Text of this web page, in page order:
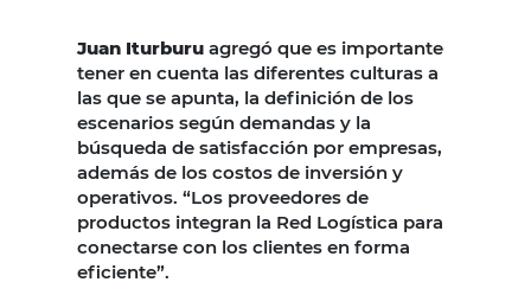
Juan Iturburu agregó que es importante
tener en cuenta las diferentes culturas a
las que se apunta, la definición de los
escenarios según demandas y la
búsqueda de satisfacción por empresas,
además de los costos de inversión y
operativos. “Los proveedores de
productos integran la Red Logística para
conectarse con los clientes en forma
eficiente”.